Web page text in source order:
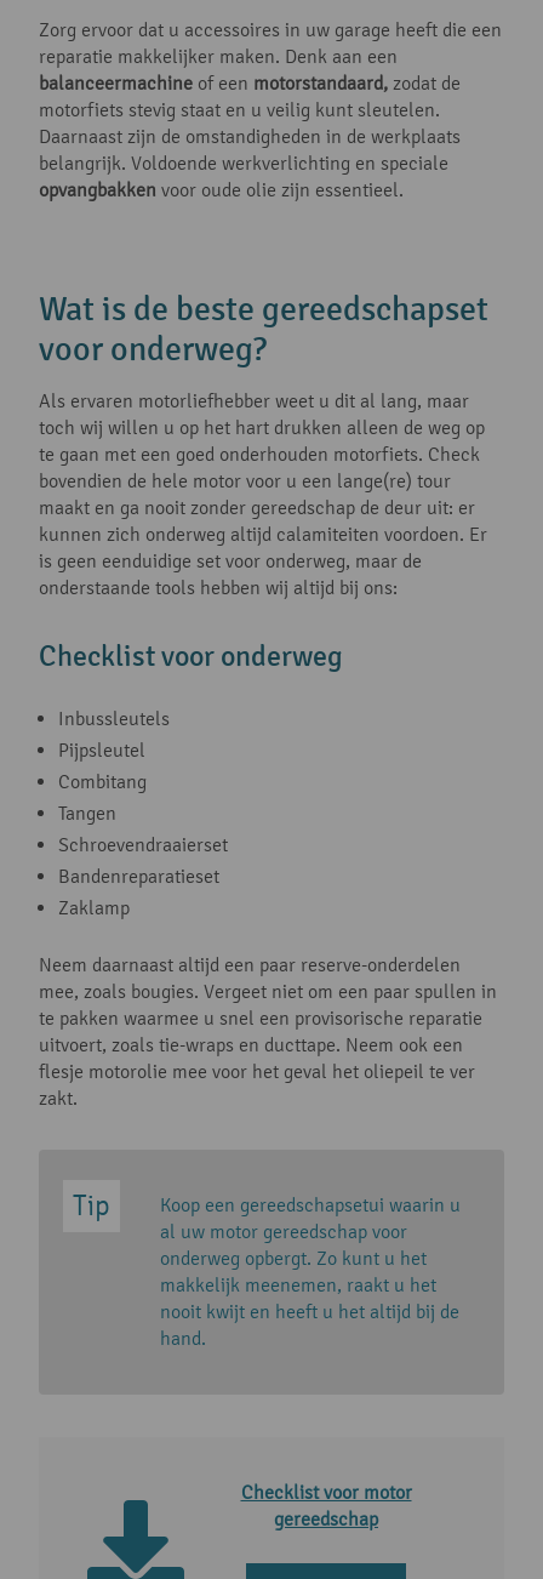
Zorg ervoor dat u accessoires in uw garage heeft die een
reparatie makkelijker maken. Denk aan een
balanceermachine of een motorstandaard, zodat de
motorfiets stevig staat en u veilig kunt sleutelen.
Daarnaast zijn de omstandigheden in de werkplaats
belangrijk. Voldoende werkverlichting en speciale
opvangbakken voor oude olie zijn essentieel.
Wat is de beste gereedschapset
voor onderweg?
Als ervaren motorliefhebber weet u dit al lang, maar
toch wij willen u op het hart drukken alleen de weg op
te gaan met een goed onderhouden motorfiets. Check
bovendien de hele motor voor u een lange(re) tour
maakt en ga nooit zonder gereedschap de deur uit: er
kunnen zich onderweg altijd calamiteiten voordoen. Er
is geen eenduidige set voor onderweg, maar de
onderstaande tools hebben wij altijd bij ons:
Checklist voor onderweg
Inbussleutels
Pijpsleutel
Combitang
Tangen
Schroevendraaierset
Bandenreparatieset
Zaklamp
Neem daarnaast altijd een paar reserve-onderdelen
mee, zoals bougies. Vergeet niet om een paar spullen in
te pakken waarmee u snel een provisorische reparatie
uitvoert, zoals tie-wraps en ducttape. Neem ook een
flesje motorolie mee voor het geval het oliepeil te ver
zakt.
Koop een gereedschapsetui waarin u
al uw motor gereedschap voor
onderweg opbergt. Zo kunt u het
makkelijk meenemen, raakt u het
nooit kwijt en heeft u het altijd bij de
hand.
Checklist voor motor
gereedschap